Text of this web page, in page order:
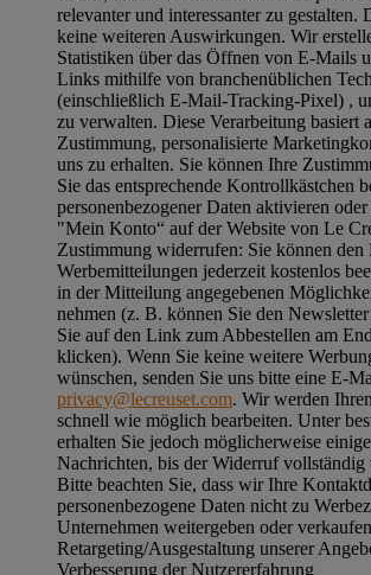
relevanter und interessanter zu gestalten.
keine weiteren Auswirkungen. Wir
Statistiken über das Öffnen von E-Mails
Links mithilfe von branchenüblichen
(einschließlich E-Mail-Tracking-Pixel) ,
zu verwalten. Diese Verarbeitung basiert
Zustimmung, personalisierte
uns zu erhalten. Sie können Ihre
Sie das entsprechende Kontrollkästchen
personenbezogener Daten aktivieren
"Mein Konto“ auf der Website von Le
Zustimmung widerrufen: Sie können den
Werbemitteilungen jederzeit kostenlos
in der Mitteilung angegebenen
nehmen (z. B. können Sie den
Sie auf den Link zum Abbestellen am
klicken). Wenn Sie keine weitere
wünschen, senden Sie uns bitte eine E-
privacy@lecreuset.com. Wir werden
schnell wie möglich bearbeiten. Unter
erhalten Sie jedoch möglicherweise
Nachrichten, bis der Widerruf vollständig
Bitte beachten Sie, dass wir Ihre
personenbezogene Daten nicht zu
Unternehmen weitergeben oder
Retargeting/Ausgestaltung unserer
Verbesserung der Nutzererfahrung